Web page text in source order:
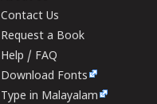
Contact Us
Request a Book
Help / FAQ
Download Fonts
Type in Malayalam